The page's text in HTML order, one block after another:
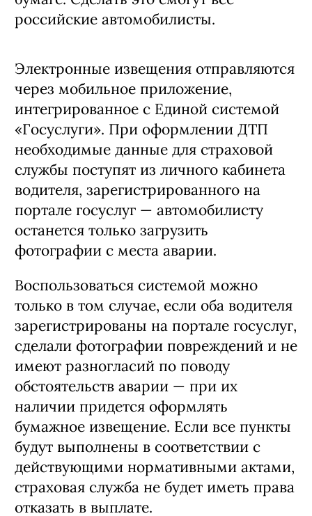
ДТП со смартфона — по
европротоколу, не вызывая инспектора
ГИБДД и не заполняя документов на
бумаге. Сделать это смогут все
российские автомобилисты.
Электронные извещения отправляются
через мобильное приложение,
интегрированное с Единой системой
необходимые данные для страховой
службы поступят из личного кабинета
водителя, зарегистрированного на
портале госуслуг — автомобилисту
останется только загрузить
фотографии с места аварии.
Воспользоваться системой можно
только в том случае, если оба водителя
зарегистрированы на портале госуслуг,
сделали фотографии повреждений и не
имеют разногласий по поводу